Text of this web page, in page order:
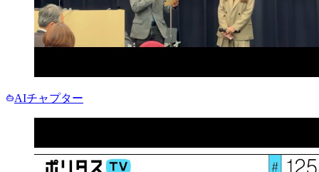
AIチャプター